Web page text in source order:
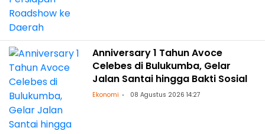
Anniversary 1 Tahun Avoce
Celebes di Bulukumba, Gelar
Jalan Santai hingga Bakti Sosial
Ekonomi 08 Agustus 2026 14:27